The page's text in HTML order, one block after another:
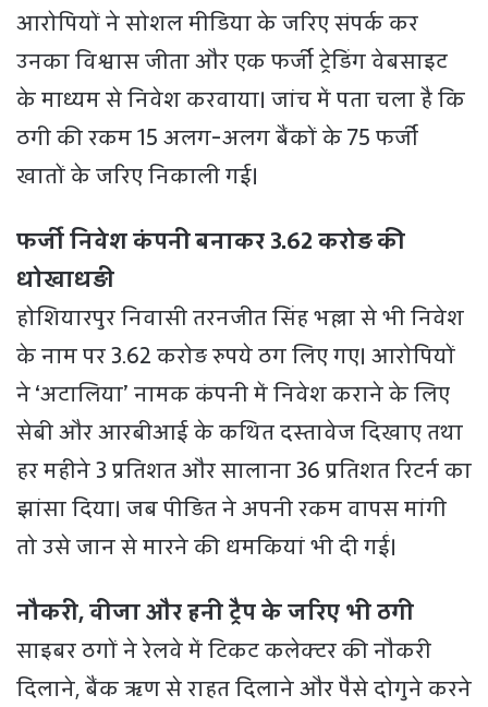
आरोपियों ने सोशल मीडिया के जरिए संपर्क कर
उनका विश्वास जीता और एक फर्जी ट्रेडिंग वेबसाइट
के माध्यम से निवेश करवाया। जांच में पता चला है कि
ठगी की रकम 15 अलग-अलग बैंकों के 75 फर्जी
खातों के जरिए निकाली गई।
फर्जी निवेश कंपनी बनाकर 3.62 करोड़ की
धोखाधड़ी
होशियारपुर निवासी तरनजीत सिंह भल्ला से भी निवेश
के नाम पर 3.62 करोड़ रुपये ठग लिए गए। आरोपियों
ने ‘अटालिया’ नामक कंपनी में निवेश कराने के लिए
सेबी और आरबीआई के कथित दस्तावेज दिखाए तथा
हर महीने 3 प्रतिशत और सालाना 36 प्रतिशत रिटर्न का
झांसा दिया। जब पीड़ित ने अपनी रकम वापस मांगी
तो उसे जान से मारने की धमकियां भी दी गईं।
नौकरी, वीजा और हनी ट्रैप के जरिए भी ठगी
साइबर ठगों ने रेलवे में टिकट कलेक्टर की नौकरी
दिलाने, बैंक ऋण से राहत दिलाने और पैसे दोगुने करने